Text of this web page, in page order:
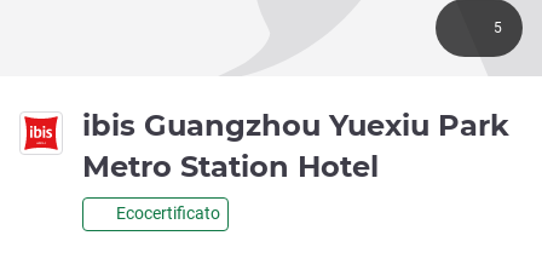
ibis Guangzhou Yuexiu Park
Metro Station Hotel
Ecocertificato
5